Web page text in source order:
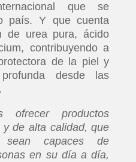
que se
país. Y que cuenta
de urea pura, ácido
contribuyendo a
de la piel y
desde las
ofrecer productos
y de alta calidad, que
capaces de
en su día a día,